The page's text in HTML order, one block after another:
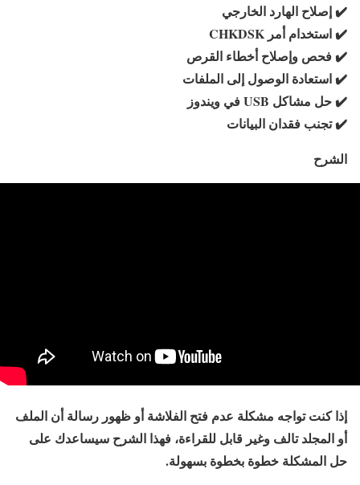
✔️إصلاح الهارد الخارجي
✔️استخدام أمر CHKDSK
✔️فحص وإصلاح أخطاء القرص
✔️استعادة الوصول إلى الملفات
✔️حل مشاكل USB في ويندوز
✔️تجنب فقدان البيانات
الشرح
إذا كنت تواجه مشكلة عدم فتح الفلاشة أو ظهور رسالة أن الملف
أو المجلد تالف وغير قابل للقراءة، فهذا الشرح سيساعدك على
حل المشكلة خطوة بخطوة بسهولة.